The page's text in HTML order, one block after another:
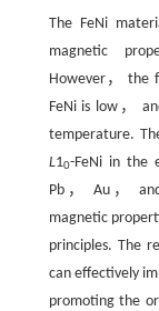
The FeNi
magnetic
However， the
FeNi is low，
temperature.
L10-FeNi in the
Pb， Au， and
magnetic
principles. The
can effectively
promoting the